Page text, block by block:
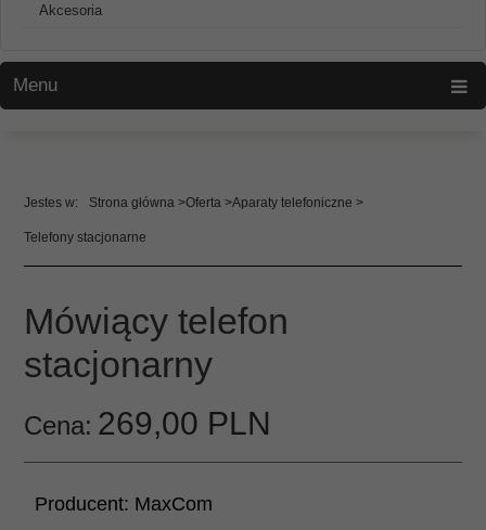
Akcesoria
Menu
Strona główna Oferta Aparaty telefoniczne
Telefony stacjonarne
Mówiący telefon
stacjonarny
Cena: 269,00 PLN
Producent: MaxCom